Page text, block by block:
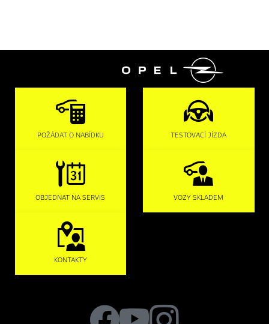

POŽÁDAT O NABÍDKU TESTOVACÍ JÍZDA
OBJEDNAT NA SERVIS VOZY SKLADEM
KONTAKTY